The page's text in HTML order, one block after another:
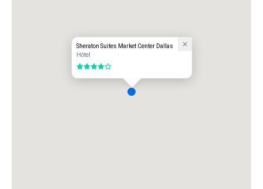
Sheraton Suites Market Center Dallas
Hôtel
4 sur 5